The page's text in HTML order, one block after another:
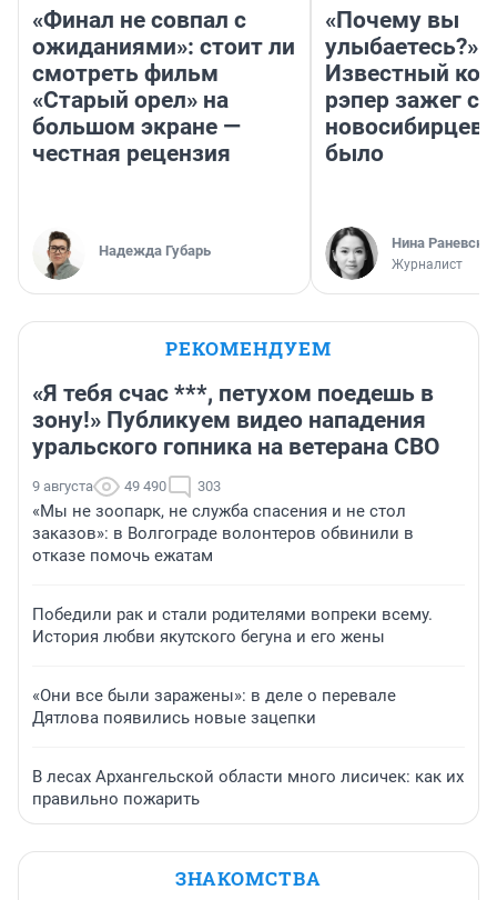
«Финал не совпал с
ожиданиями»: стоит ли
смотреть фильм
«Старый орел» на
большом экране —
честная рецензия
Надежда Губарь
«Почему вы
улыбаетесь?»
Известный
рэпер зажег с
новосибирцев:
было
Нина
Журналист
РЕКОМЕНДУЕМ
«Я тебя счас ***, петухом поедешь в
зону!» Публикуем видео нападения
уральского гопника на ветерана СВО
9 августа 49 490 303
«Мы не зоопарк, не служба спасения и не стол
заказов»: в Волгограде волонтеров обвинили в
отказе помочь ежатам
Победили рак и стали родителями вопреки всему.
История любви якутского бегуна и его жены
«Они все были заражены»: в деле о перевале
Дятлова появились новые зацепки
В лесах Архангельской области много лисичек: как их
правильно пожарить
ЗНАКОМСТВА